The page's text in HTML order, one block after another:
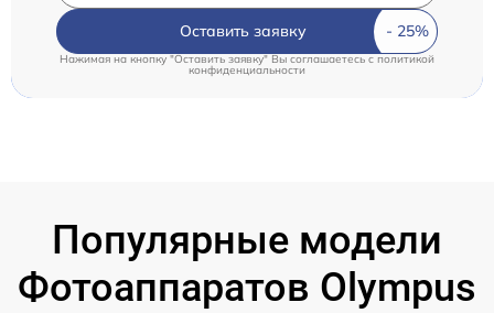
Оставить заявку
Нажимая на кнопку "Оставить заявку" Вы соглашаетесь c политикой
конфиденциальности
Популярные модели
Фотоаппаратов Olympus